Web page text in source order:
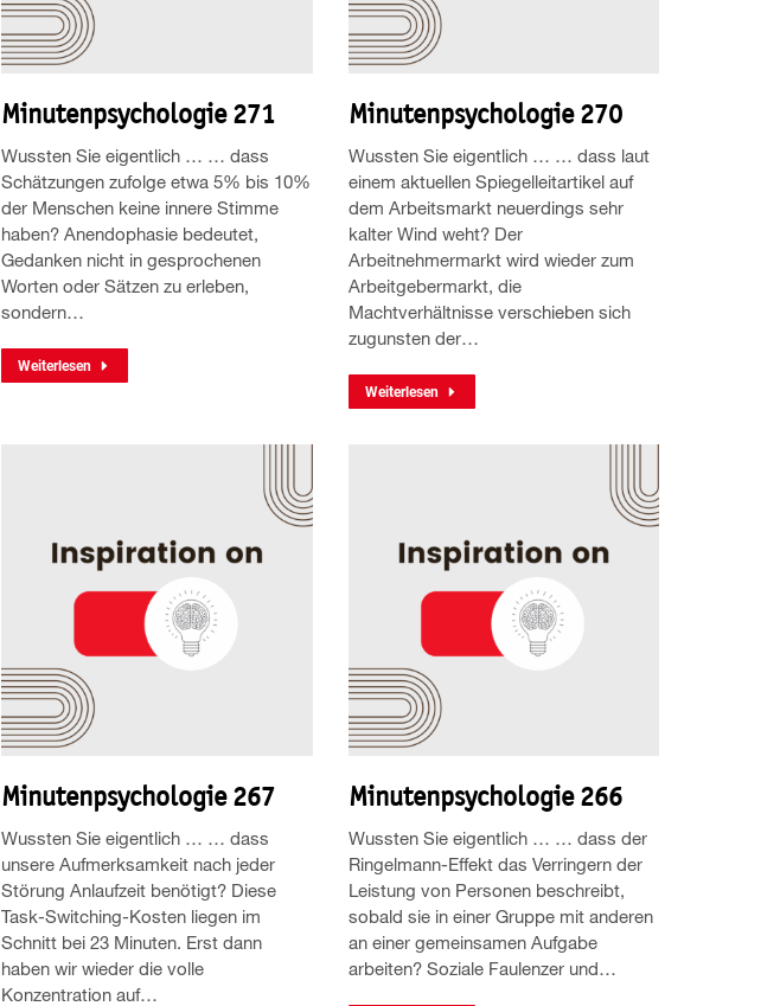
Minutenpsychologie 271
Wussten Sie eigentlich … … dass
Schätzungen zufolge etwa 5% bis 10%
der Menschen keine innere Stimme
haben? Anendophasie bedeutet,
Gedanken nicht in gesprochenen
Worten oder Sätzen zu erleben,
sondern…
Weiterlesen
Minutenpsychologie 270
Wussten Sie eigentlich … … dass laut
einem aktuellen Spiegelleitartikel auf
dem Arbeitsmarkt neuerdings sehr
kalter Wind weht? Der
Arbeitnehmermarkt wird wieder zum
Arbeitgebermarkt, die
Machtverhältnisse verschieben sich
zugunsten der…
Weiterlesen
Minutenpsychologie 267
Wussten Sie eigentlich … … dass
unsere Aufmerksamkeit nach jeder
Störung Anlaufzeit benötigt? Diese
Task-Switching-Kosten liegen im
Schnitt bei 23 Minuten. Erst dann
haben wir wieder die volle
Konzentration auf…
Minutenpsychologie 266
Wussten Sie eigentlich … … dass der
Ringelmann-Effekt das Verringern der
Leistung von Personen beschreibt,
sobald sie in einer Gruppe mit anderen
an einer gemeinsamen Aufgabe
arbeiten? Soziale Faulenzer und…